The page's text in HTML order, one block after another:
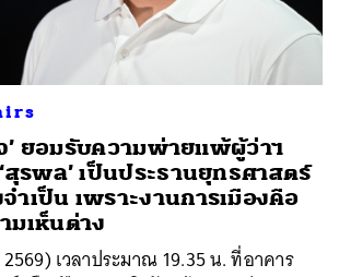
จ’ ยอมรับความพ่ายแพ้ผู้ว่าฯ
รพล’ เป็นประธานยุทธศาสตร์
ำเป็น เพราะงานการเมืองคือ
มเห็นต่าง
เวลาประมาณ 19.35 น. ที่อาคาร